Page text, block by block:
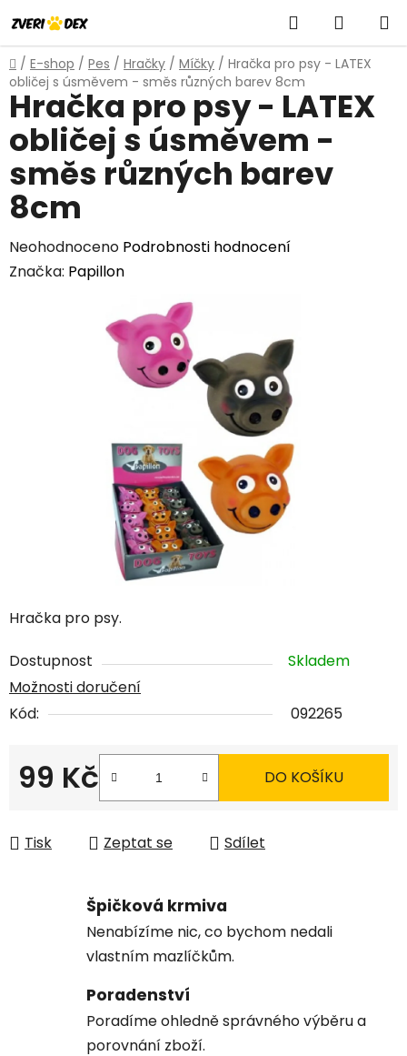
na
obsah
Hledat
KOŠÍK
Domů
/ E-shop / Pes / Hračky / Míčky / Hračka pro psy - LATEX
obličej s úsměvem - směs různých barev 8cm
Hračka pro psy.
Dostupnost
Skladem
Možnosti doručení
Kód:
092265
99 Kč
Měrná cena:
DO KOŠÍKU
Tisk Zeptat se Sdílet
Hračka pro psy - LATEX
obličej s úsměvem -
směs různých barev
8cm
Průměrné
hodnocení
Neohodnoceno Podrobnosti hodnocení
Značka: Papillon
Špičková krmiva
Nenabízíme nic, co bychom nedali
vlastním mazlíčkům.
Poradenství
Poradíme ohledně správného výběru a
porovnání zboží.